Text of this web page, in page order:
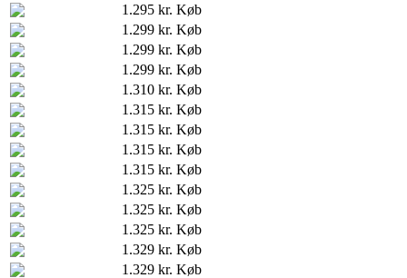
1.295 kr. Køb
1.299 kr. Køb
1.299 kr. Køb
1.299 kr. Køb
1.310 kr. Køb
1.315 kr. Køb
1.315 kr. Køb
1.315 kr. Køb
1.315 kr. Køb
1.325 kr. Køb
1.325 kr. Køb
1.325 kr. Køb
1.329 kr. Køb
1.329 kr. Køb